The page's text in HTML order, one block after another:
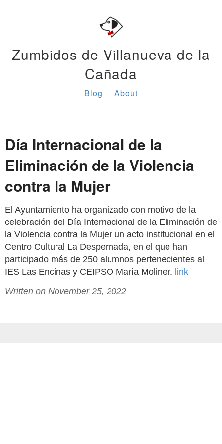
Zumbidos de Villanueva de la
Cañada
Blog About
Día Internacional de la
Eliminación de la Violencia
contra la Mujer
El Ayuntamiento ha organizado con motivo de la
celebración del Día Internacional de la Eliminación de
la Violencia contra la Mujer un acto institucional en el
Centro Cultural La Despernada, en el que han
participado más de 250 alumnos pertenecientes al
IES Las Encinas y CEIPSO María Moliner. link
Written on November 25, 2022